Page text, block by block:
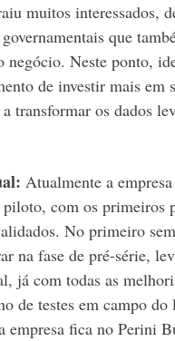
muitos interessados,
que
negócio. Neste ponto,
de investir mais em
transformar os dados
Atualmente a
com os primeiros
No primeiro
na fase de pré-série,
já com todas as
de testes em campo
empresa fica no Perini